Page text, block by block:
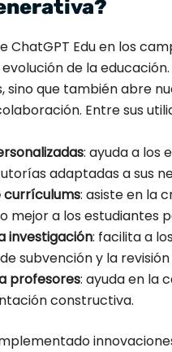
ChatGPT Edu en los
de la
sino que también abre
Entre sus
: ayuda a los
adaptadas a sus
currículums: asiste en la
mejor a los estudiantes
investigación: facilita a
subvención y la
profesores: ayuda en la
constructiva.